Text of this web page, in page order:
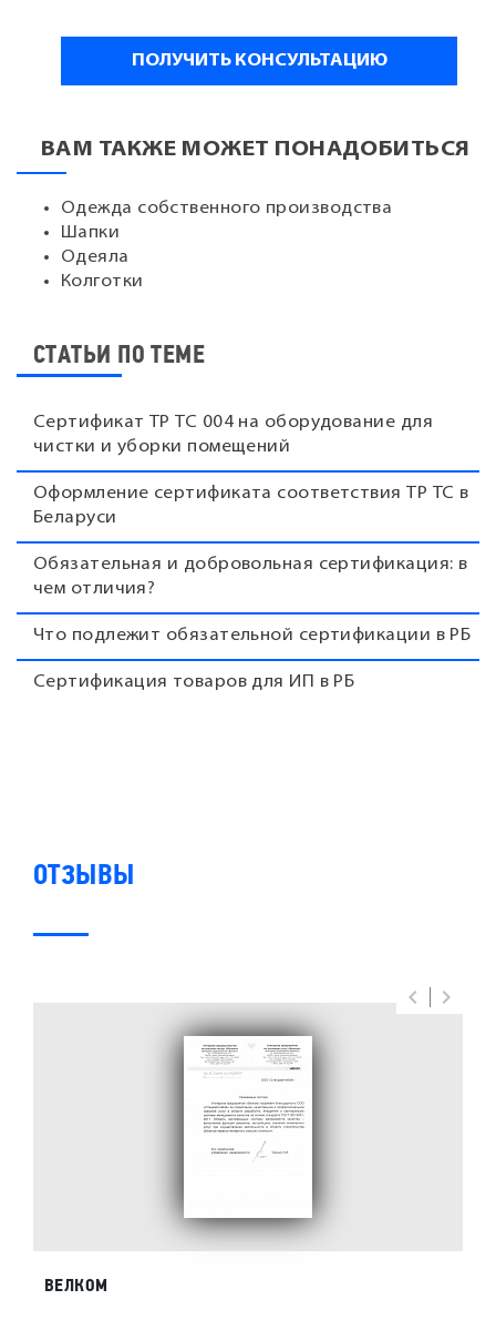
ВАМ ТАКЖЕ МОЖЕТ ПОНАДОБИТЬСЯ
Одежда собственного производства
Шапки
Одеяла
Колготки
СТАТЬИ ПО ТЕМЕ
Сертификат ТР ТС 004 на оборудование для
чистки и уборки помещений
Оформление сертификата соответствия ТР ТС в
Беларуси
Обязательная и добровольная сертификация: в
чем отличия?
Что подлежит обязательной сертификации в РБ
Сертификация товаров для ИП в РБ
ОТЗЫВЫ
ВЕЛКОМ
keyboard_arrow_leftPrevious
keyboard_arrow_right